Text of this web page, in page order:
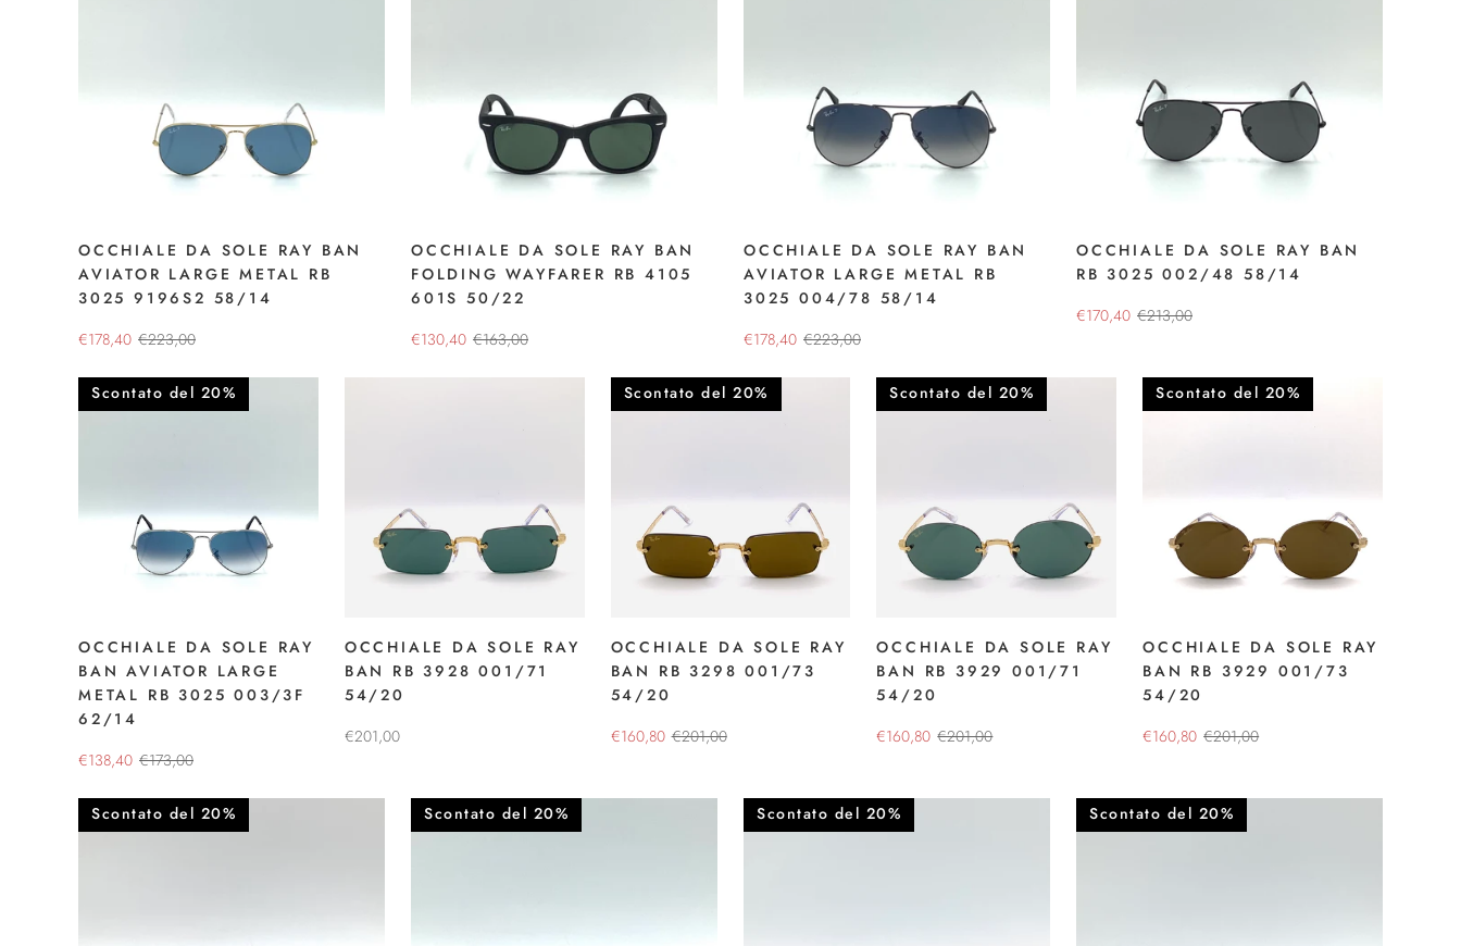
OCCHIALE DA SOLE RAY BAN
AVIATOR LARGE METAL RB
3025 9196S2 58/14
€178,40 €223,00
OCCHIALE DA SOLE RAY BAN
FOLDING WAYFARER RB 4105
601S 50/22
€130,40 €163,00
OCCHIALE DA SOLE RAY BAN
AVIATOR LARGE METAL RB
3025 004/78 58/14
€178,40 €223,00
OCCHIALE DA SOLE RAY BAN
RB 3025 002/48 58/14
€170,40 €213,00
Scontato del 20%
OCCHIALE DA SOLE RAY
BAN AVIATOR LARGE
METAL RB 3025 003/3F
62/14
€138,40 €173,00
OCCHIALE DA SOLE RAY
BAN RB 3928 001/71
54/20
€201,00
Scontato del 20%
OCCHIALE DA SOLE RAY
BAN RB 3298 001/73
54/20
€160,80 €201,00
Scontato del 20%
OCCHIALE DA SOLE RAY
BAN RB 3929 001/71
54/20
€160,80 €201,00
Scontato del 20%
OCCHIALE DA SOLE RAY
BAN RB 3929 001/73
54/20
€160,80 €201,00
Scontato del 20% Scontato del 20% Scontato del 20% Scontato del 20%